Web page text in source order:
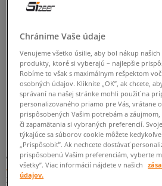
ZMEŇTE
SKÚSTE POUŽIŤ MENŠÍ
(ODSTRÁŇTE
SPÄŤ
Vans UA SK8-HI Reissue - dizajnérske
Značka Vans známa po celom svete
Chránime Vaše údaje
Venujeme všetko úsilie, aby bol nákup
produkty, ktoré si vyberajú – najlepšie
Robíme to však s maximálnym rešpektom
osobných údajov. Kliknite „OK”, ak chcete,
správaní na našej stránke mohli použiť na
personalizovaného priamo pre Vás, vrátane
prispôsobených Vašim potrebám a
či zapamätania si vybraných preferencií.
týkajúce sa súborov cookie môžete
„Prispôsobiť”. Ak nechcete dostávať
prispôsobenú Vašim preferenciám, vyberte
všetky”. Viac informácií nájdete v našich
údajov.